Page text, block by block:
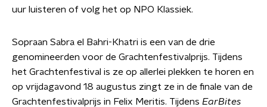
uur luisteren of volg het op NPO Klassiek.
Sopraan Sabra el Bahri-Khatri is een van de drie
genomineerden voor de Grachtenfestivalprijs. Tijdens
het Grachtenfestival is ze op allerlei plekken te horen en
op vrijdagavond 18 augustus zingt ze in de finale van de
Grachtenfestivalprijs in Felix Meritis. Tijdens EarBites